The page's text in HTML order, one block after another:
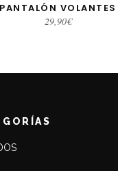
OPCIONES
PANTALÓN VOLANTES
29,90€